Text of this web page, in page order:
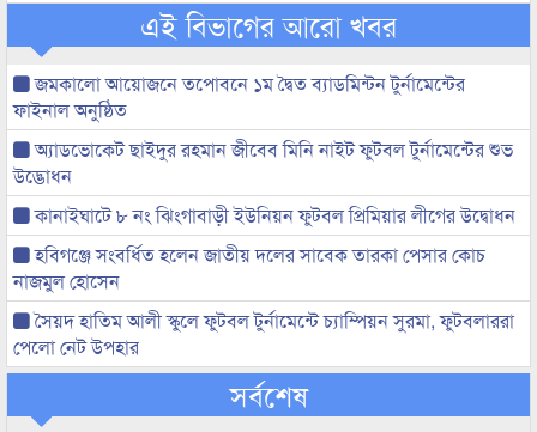
এই বিভাগের আরো খবর
জমকালো আয়োজনে তপোবনে ১ম দ্বৈত ব্যাডমিন্টন টুর্নামেন্টের
ফাইনাল অনুষ্ঠিত
অ্যাডভোকেট ছাইদুর রহমান জীবেব মিনি নাইট ফুটবল টুর্নামেন্টের শুভ
উদ্ভোধন
কানাইঘাটে ৮ নং ঝিংগাবাড়ী ইউনিয়ন ফুটবল প্রিমিয়ার লীগের উদ্বোধন
হবিগঞ্জে সংবর্ধিত হলেন জাতীয় দলের সাবেক তারকা পেসার কোচ
নাজমুল হোসেন
সৈয়দ হাতিম আলী স্কুলে ফুটবল টুর্নামেন্টে চ্যাম্পিয়ন সুরমা, ফুটবলাররা
পেলো নেট উপহার
সর্বশেষ